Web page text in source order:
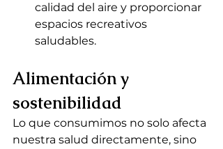
calidad del aire y proporcionar
espacios recreativos
saludables.
Alimentación y
sostenibilidad
Lo que consumimos no solo afecta
nuestra salud directamente, sino